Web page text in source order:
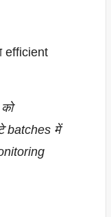
efficient
batches में